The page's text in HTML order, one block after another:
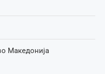
Македонија